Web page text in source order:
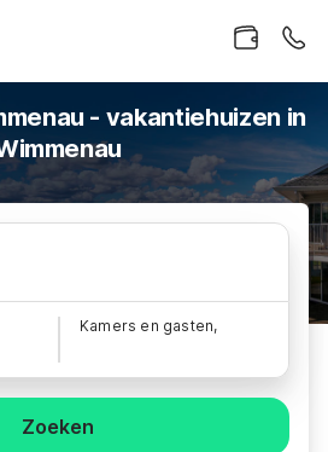
- vakantiehuizen in
Kamers en gasten,
Zoeken